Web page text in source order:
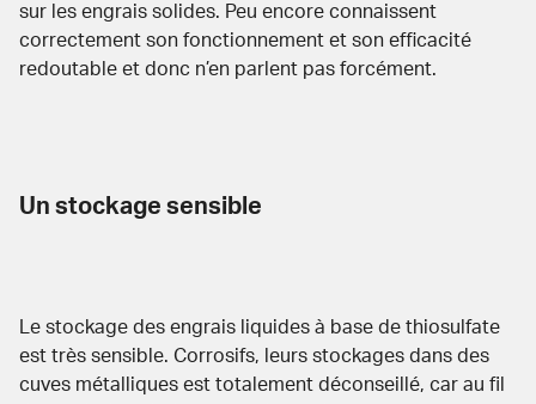
sur les engrais solides. Peu encore connaissent
correctement son fonctionnement et son efficacité
redoutable et donc n’en parlent pas forcément.
Un stockage sensible
Le stockage des engrais liquides à base de thiosulfate
est très sensible. Corrosifs, leurs stockages dans des
cuves métalliques est totalement déconseillé, car au fil